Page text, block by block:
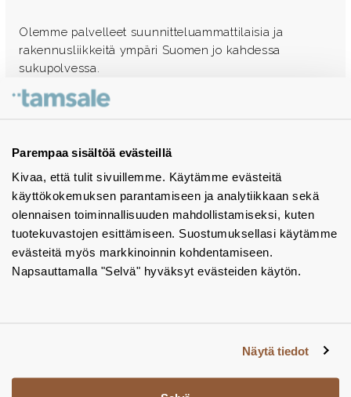
Parempaa sisältöä evästeillä
Kivaa, että tulit sivuillemme. Käytämme evästeitä
käyttökokemuksen parantamiseen ja analytiikkaan sekä
olennaisen toiminnallisuuden mahdollistamiseksi, kuten
tuotekuvastojen esittämiseen. Suostumuksellasi käytämme
evästeitä myös markkinoinnin kohdentamiseen.
Napsauttamalla "Selvä" hyväksyt evästeiden käytön.
Näytä tiedot
Olemme palvelleet suunnitteluammattilaisia ja
rakennusliikkeitä ympäri Suomen jo kahdessa
sukupolvessa.
Ota yhteyttä - autamme mielellämme
Tuotekuvastot
Instagram
BIM-objektit
Yhteystiedot
Tiedotteet